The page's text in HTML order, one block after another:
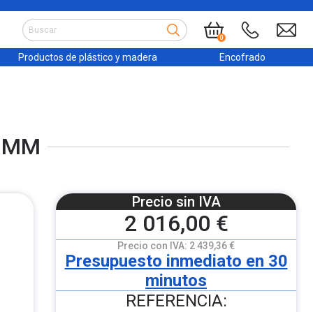
0
Productos de plástico y madera Encofrado
Precio sin IVA
2 016,00 €
Precio con IVA: 2 439,36 €
Presupuesto inmediato en 30
minutos
REFERENCIA: